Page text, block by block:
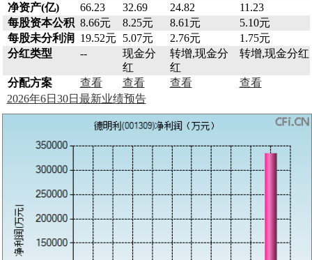
净资产(亿)
66.23 32.69 24.82
11.23
每股资本公积 8.66元 8.25元 8.61元
5.10元
每股未分利润
19.52元 5.07元 2.76元
1.75元
分红类型
--
现金分
红
转增,现金分
红
转增,现金分红
分配方案 查看 查看 查看
查看
2026年6日30日最新业绩预告